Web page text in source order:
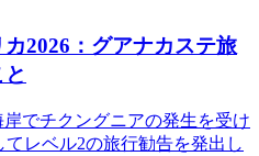
2026：グアナカステ旅
でチクングニアの発生を受け
レベル2の旅行勧告を発出し